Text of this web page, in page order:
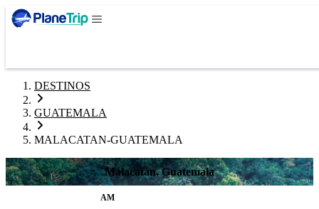
DESTINOS
GUATEMALA
MALACATAN-GUATEMALA
Malacatán, Guatemala
AM